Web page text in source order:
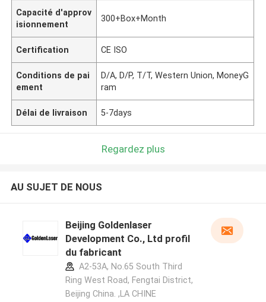
Capacité d'approv
isionnement
300+Box+Month
Certification CE ISO
Conditions de pai
ement
D/A, D/P, T/T, Western Union, MoneyG
ram
Délai de livraison 5-7days
Regardez plus
AU SUJET DE NOUS
Beijing Goldenlaser
Development Co., Ltd profil
du fabricant
A2-53A, No.65 South Third
Ring West Road, Fengtai District,
Beijing China. ,LA CHINE